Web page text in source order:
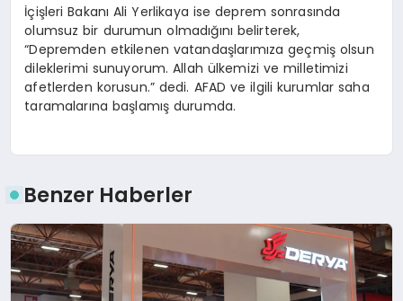
İçişleri Bakanı Ali Yerlikaya ise deprem sonrasında
olumsuz bir durumun olmadığını belirterek,
“Depremden etkilenen vatandaşlarımıza geçmiş olsun
dileklerimi sunuyorum. Allah ülkemizi ve milletimizi
afetlerden korusun.” dedi. AFAD ve ilgili kurumlar saha
taramalarına başlamış durumda.
Benzer Haberler